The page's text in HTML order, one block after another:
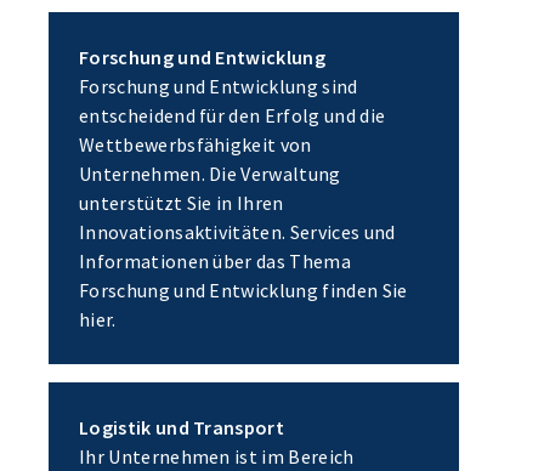
Forschung und Entwicklung
Forschung und Entwicklung sind
entscheidend für den Erfolg und die
Wettbewerbsfähigkeit von
Unternehmen. Die Verwaltung
unterstützt Sie in Ihren
Innovationsaktivitäten. Services und
Informationen über das Thema
Forschung und Entwicklung finden Sie
hier.
Logistik und Transport
Ihr Unternehmen ist im Bereich